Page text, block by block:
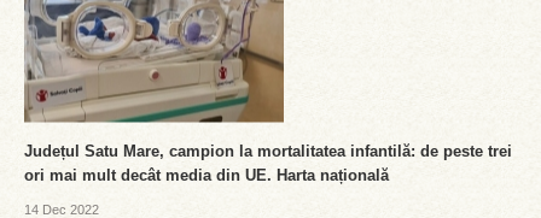
Județul Satu Mare, campion la mortalitatea infantilă: de peste trei
ori mai mult decât media din UE. Harta națională
14 Dec 2022